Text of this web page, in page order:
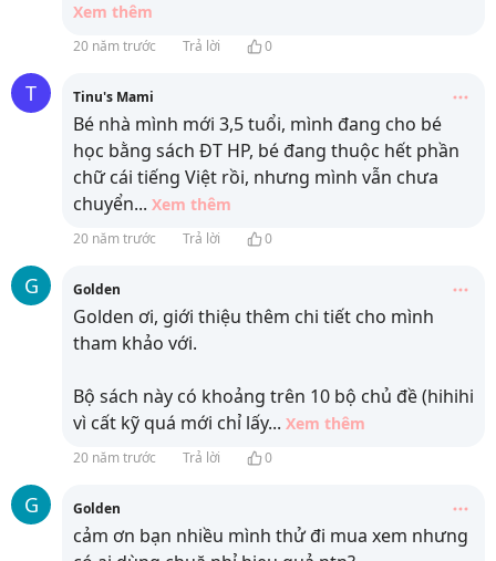
Xem thêm
20 năm trước Trả lời 0
T Tinu's Mami
Bé nhà mình mới 3,5 tuổi, mình đang cho bé
học bằng sách ĐT HP, bé đang thuộc hết phần
chữ cái tiếng Việt rồi, nhưng mình vẫn chưa
chuyển... Xem thêm
20 năm trước Trả lời 0
G Golden
Golden ơi, giới thiệu thêm chi tiết cho mình
tham khảo với.
Bộ sách này có khoảng trên 10 bộ chủ đề (hihihi
vì cất kỹ quá mới chỉ lấy... Xem thêm
20 năm trước Trả lời 0
G Golden
cảm ơn bạn nhiều mình thử đi mua xem nhưng